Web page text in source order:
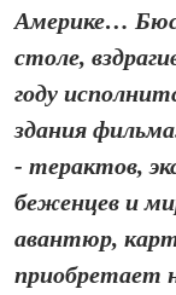
Америке…
столе,
году
здания
- терактов,
беженцев и
авантюр,
приобретает